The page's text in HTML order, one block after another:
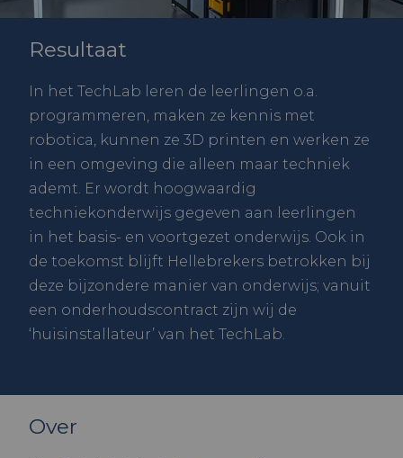
Resultaat
In het TechLab leren de leerlingen o.a.
programmeren, maken ze kennis met
robotica, kunnen ze 3D printen en werken ze
in een omgeving die alleen maar techniek
ademt. Er wordt hoogwaardig
techniekonderwijs gegeven aan leerlingen
in het basis- en voortgezet onderwijs. Ook in
de toekomst blijft Hellebrekers betrokken bij
deze bijzondere manier van onderwijs; vanuit
een onderhoudscontract zijn wij de
‘huisinstallateur’ van het TechLab.
Over